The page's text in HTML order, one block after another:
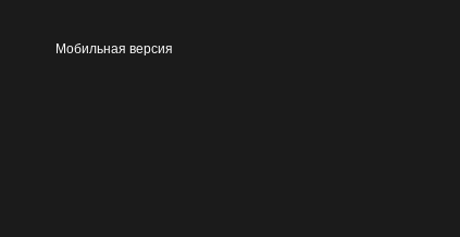
Мобильная версия